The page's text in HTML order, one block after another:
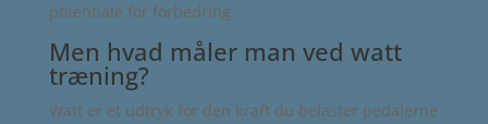
potentiale for forbedring.
Men hvad måler man ved watt
træning?
Watt er et udtryk for den kraft du belaster pedalerne